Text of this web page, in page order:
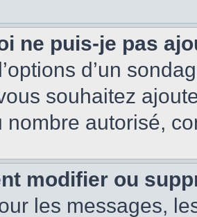
ne puis-je pas
d’un
souhaitez
nombre autorisé,
modifier ou
les messages,